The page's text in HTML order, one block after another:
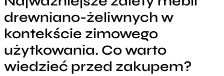
drewniano-żeliwnych w
kontekście zimowego
użytkowania. Co warto
wiedzieć przed zakupem?